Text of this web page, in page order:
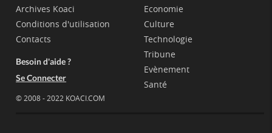
Archives Koaci
Conditions d'utilisation
Contacts
Besoin d'aide ?
Se Connecter
© 2008 - 2022 KOACI.COM
Economie
Culture
Technologie
Tribune
Evènement
Santé